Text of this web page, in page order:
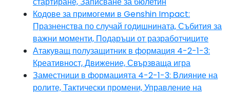
Кодове за примогеми в Genshin Impact:
Празненства по случай годишнината, Събития за
важни моменти, Подаръци от разработчиците
Атакуващ полузащитник в формация 4-2-1-3:
Креативност, Движение, Свързваща игра
Заместници в формацията 4-2-1-3: Влияние на
ролите, Тактически промени, Управление на